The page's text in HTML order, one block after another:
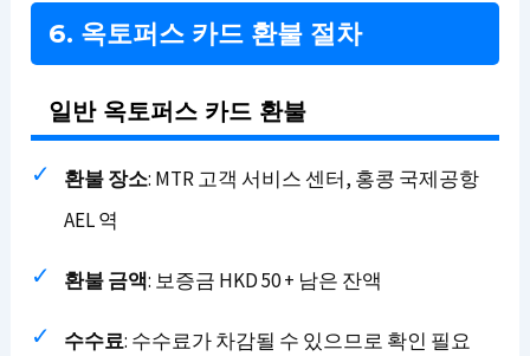
6lqS34C4DCg Song: LiQWYD – Summer Nights (Vlog No
Copyright Music) Music provided by Vlog No Copyright
Music.
6. 옥토퍼스 카드 환불 절차
일반 옥토퍼스 카드 환불
환불 장소: MTR 고객 서비스 센터, 홍콩 국제공항
AEL 역
환불 금액: 보증금 HKD 50 + 남은 잔액
수수료: 수수료가 차감될 수 있으므로 확인 필요